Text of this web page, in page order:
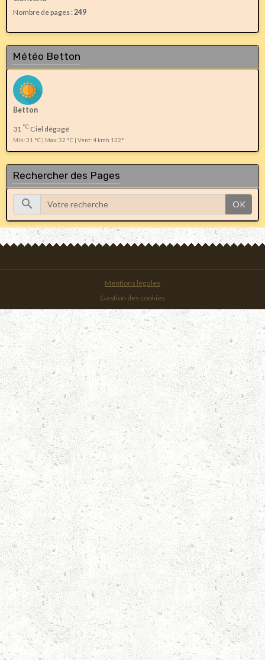
Nombre de pages :249
Météo Betton
Betton
31 °C Ciel dégagé
Min: 31 °C | Max: 32 °C | Vent: 4 kmh 122°
Rechercher des Pages
OK
Mentions légales
Gestion des cookies